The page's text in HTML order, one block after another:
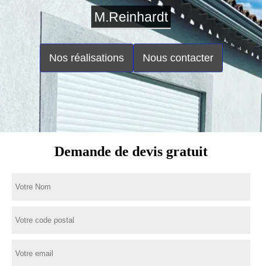
M.Reinhardt
Nos réalisations Nous contacter
Demande de devis gratuit